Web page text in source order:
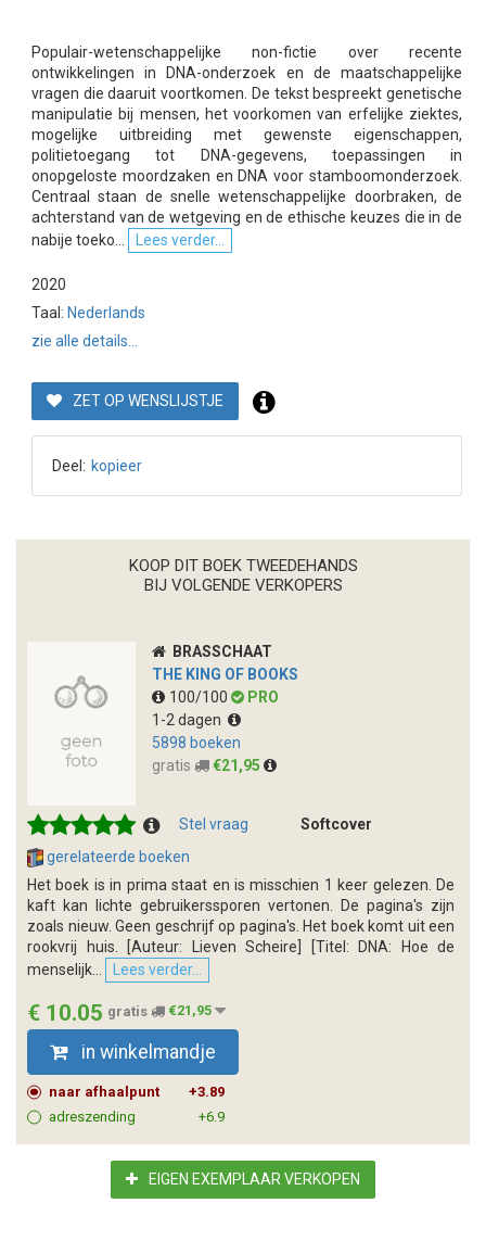
Populair-wetenschappelijke non-fictie over recente
ontwikkelingen in DNA-onderzoek en de maatschappelijke
vragen die daaruit voortkomen. De tekst bespreekt genetische
manipulatie bij mensen, het voorkomen van erfelijke ziektes,
mogelijke uitbreiding met gewenste eigenschappen,
politietoegang tot DNA-gegevens, toepassingen in
onopgeloste moordzaken en DNA voor stamboomonderzoek.
Centraal staan de snelle wetenschappelijke doorbraken, de
achterstand van de wetgeving en de ethische keuzes die in de
nabije toeko...
Lees verder...
2020
Taal: Nederlands
zie alle details...
ZET OP WENSLIJSTJE
Deel: kopieer
KOOP DIT BOEK TWEEDEHANDS
BIJ VOLGENDE VERKOPERS
BRASSCHAAT
THE KING OF BOOKS
100/100
PRO
1-2 dagen
5898 boeken
gratis
€21,95
Stel vraag
Softcover
gerelateerde boeken
Het boek is in prima staat en is misschien 1 keer gelezen. De
kaft kan lichte gebruikerssporen vertonen. De pagina's zijn
zoals nieuw. Geen geschrijf op pagina's. Het boek komt uit een
rookvrij huis. [Auteur: Lieven Scheire] [Titel: DNA: Hoe de
menselijk...
Lees verder...
€ 10.05 gratis €21,95
in winkelmandje
naar afhaalpunt
+3.89
adreszending
+6.9
EIGEN EXEMPLAAR VERKOPEN